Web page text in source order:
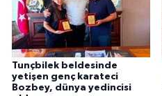
Tunçbilek beldesinde
yetişen genç karateci
Bozbey, dünya yedincisi